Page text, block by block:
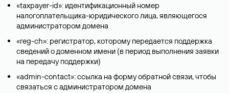
«taxpayer-id»: идентификационный номер
налогоплательщика-юридического лица, являющегося
администратором домена
«reg-ch»: регистратор, которому передается поддержка
сведений о доменном имени (в период выполнения заявки
на передачу поддержки)
«admin-contact»: ссылка на форму обратной связи, чтобы
связаться с администратором домена